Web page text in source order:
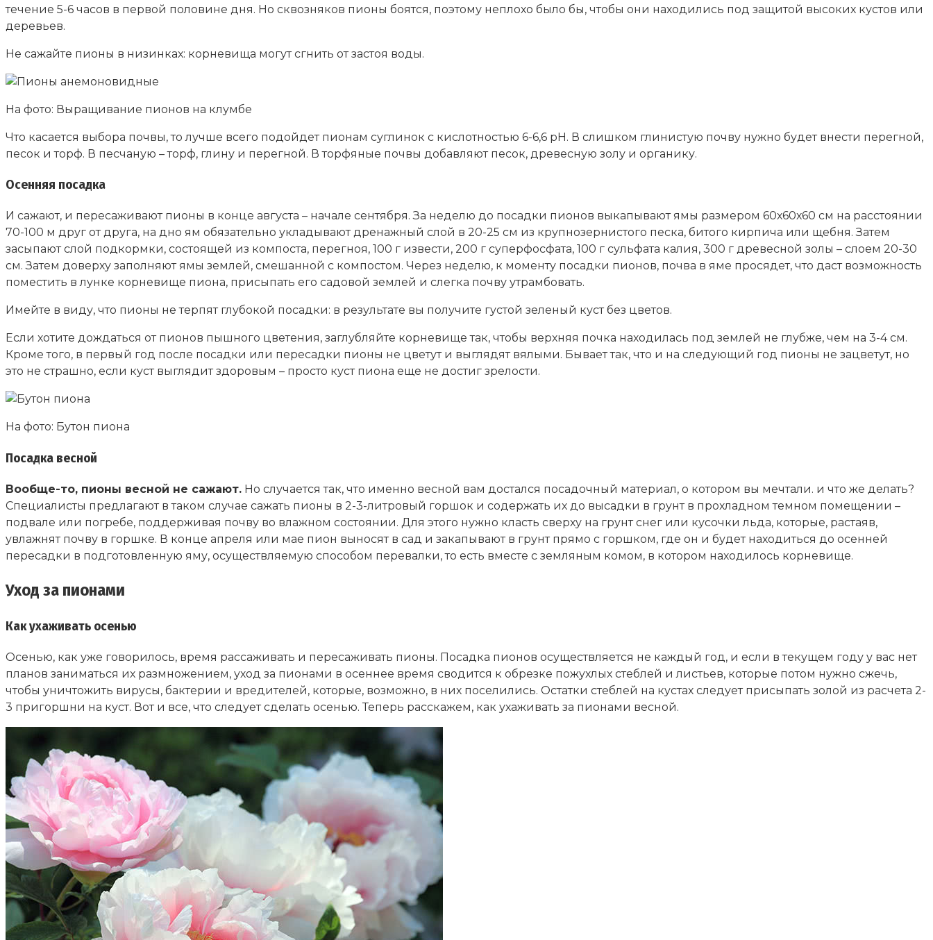
течение 5-6 часов в первой половине дня. Но сквозняков пионы боятся, поэтому неплохо было бы, чтобы они находились под защитой высоких кустов или
деревьев.
Не сажайте пионы в низинках: корневища могут сгнить от застоя воды.
На фото: Выращивание пионов на клумбе
Что касается выбора почвы, то лучше всего подойдет пионам суглинок с кислотностью 6-6,6 pH. В слишком глинистую почву нужно будет внести перегной,
песок и торф. В песчаную – торф, глину и перегной. В торфяные почвы добавляют песок, древесную золу и органику.
Осенняя посадка
И сажают, и пересаживают пионы в конце августа – начале сентября. За неделю до посадки пионов выкапывают ямы размером 60х60х60 см на расстоянии
70-100 м друг от друга, на дно ям обязательно укладывают дренажный слой в 20-25 см из крупнозернистого песка, битого кирпича или щебня. Затем
засыпают слой подкормки, состоящей из компоста, перегноя, 100 г извести, 200 г суперфосфата, 100 г сульфата калия, 300 г древесной золы – слоем 20-30
см. Затем доверху заполняют ямы землей, смешанной с компостом. Через неделю, к моменту посадки пионов, почва в яме просядет, что даст возможность
поместить в лунке корневище пиона, присыпать его садовой землей и слегка почву утрамбовать.
Имейте в виду, что пионы не терпят глубокой посадки: в результате вы получите густой зеленый куст без цветов.
Если хотите дождаться от пионов пышного цветения, заглубляйте корневище так, чтобы верхняя почка находилась под землей не глубже, чем на 3-4 см.
Кроме того, в первый год после посадки или пересадки пионы не цветут и выглядят вялыми. Бывает так, что и на следующий год пионы не зацветут, но
это не страшно, если куст выглядит здоровым – просто куст пиона еще не достиг зрелости.
На фото: Бутон пиона
Посадка весной
Вообще-то, пионы весной не сажают. Но случается так, что именно весной вам достался посадочный материал, о котором вы мечтали. и что же делать?
Специалисты предлагают в таком случае сажать пионы в 2-3-литровый горшок и содержать их до высадки в грунт в прохладном темном помещении –
подвале или погребе, поддерживая почву во влажном состоянии. Для этого нужно класть сверху на грунт снег или кусочки льда, которые, растаяв,
увлажнят почву в горшке. В конце апреля или мае пион выносят в сад и закапывают в грунт прямо с горшком, где он и будет находиться до осенней
пересадки в подготовленную яму, осуществляемую способом перевалки, то есть вместе с земляным комом, в котором находилось корневище.
Уход за пионами
Как ухаживать осенью
Осенью, как уже говорилось, время рассаживать и пересаживать пионы. Посадка пионов осуществляется не каждый год, и если в текущем году у вас нет
планов заниматься их размножением, уход за пионами в осеннее время сводится к обрезке пожухлых стеблей и листьев, которые потом нужно сжечь,
чтобы уничтожить вирусы, бактерии и вредителей, которые, возможно, в них поселились. Остатки стеблей на кустах следует присыпать золой из расчета 2-
3 пригоршни на куст. Вот и все, что следует сделать осенью. Теперь расскажем, как ухаживать за пионами весной.